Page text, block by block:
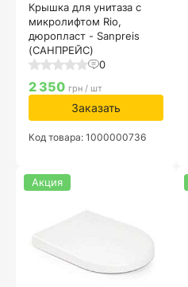
Крышка для унитаза с
микролифтом Rio,
дюропласт - Sanpreis
(САНПРЕЙС)
0
2 350 грн / шт
Заказать
Код товара: 1000000736
Акция